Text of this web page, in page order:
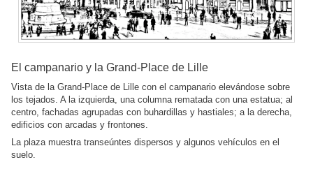
El campanario y la Grand-Place de Lille
Vista de la Grand-Place de Lille con el campanario elevándose sobre
los tejados. A la izquierda, una columna rematada con una estatua; al
centro, fachadas agrupadas con buhardillas y hastiales; a la derecha,
edificios con arcadas y frontones.
La plaza muestra transeúntes dispersos y algunos vehículos en el
suelo.